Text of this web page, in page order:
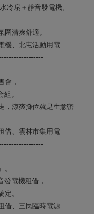
冷扇＋靜音發電機。
圍清爽舒適。
機、北屯活動用電
會，
。
，涼爽攤位就是生意密
借、雲林市集用電
。
發電機租借，
定。
借、三民臨時電源